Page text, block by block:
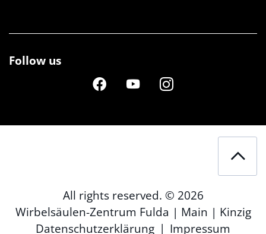
Follow us
All rights reserved. © 2026
Wirbelsäulen-Zentrum Fulda | Main | Kinzig
Datenschutzerklärung | Impressum